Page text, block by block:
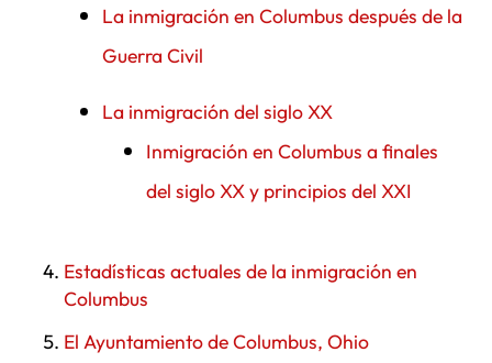
Festival de los Faroles Chinos
principales universidades de Columbus
Tiendas de comestibles étnicas en Columbus
Programa de Ciudades Hermanas de Columbus
El tiempo es precioso – Actúe ahora
La inmigración en Columbus después de la
Guerra Civil
La inmigración del siglo XX
Inmigración en Columbus a finales
del siglo XX y principios del XXI
Estadísticas actuales de la inmigración en
Columbus
El Ayuntamiento de Columbus, Ohio